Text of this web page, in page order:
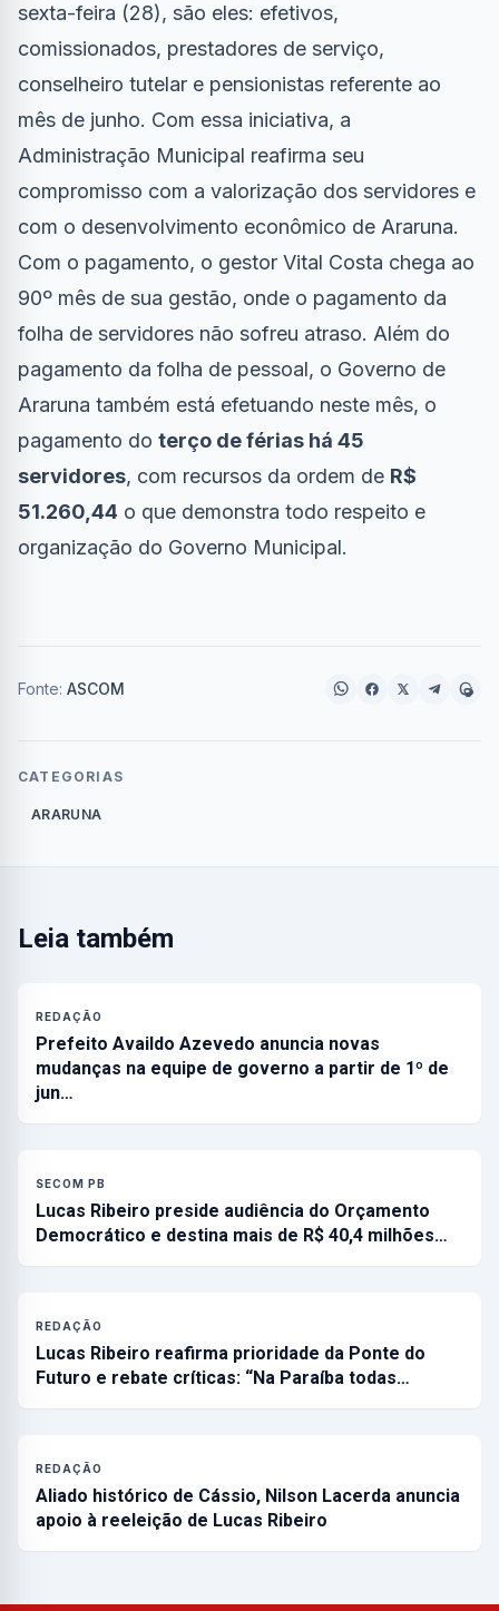
sexta-feira (28), são eles: efetivos,
comissionados, prestadores de serviço,
conselheiro tutelar e pensionistas referente ao
mês de junho. Com essa iniciativa, a
Administração Municipal reafirma seu
compromisso com a valorização dos servidores e
com o desenvolvimento econômico de Araruna.
Com o pagamento, o gestor Vital Costa chega ao
90º mês de sua gestão, onde o pagamento da
folha de servidores não sofreu atraso. Além do
pagamento da folha de pessoal, o Governo de
Araruna também está efetuando neste mês, o
pagamento do terço de férias há 45
servidores, com recursos da ordem de R$
51.260,44 o que demonstra todo respeito e
organização do Governo Municipal.
Fonte: ASCOM
CATEGORIAS
ARARUNA
Leia também
REDAÇÃO
Prefeito Availdo Azevedo anuncia novas
mudanças na equipe de governo a partir de 1º de
jun…
SECOM PB
Lucas Ribeiro preside audiência do Orçamento
Democrático e destina mais de R$ 40,4 milhões…
REDAÇÃO
Lucas Ribeiro reafirma prioridade da Ponte do
Futuro e rebate críticas: “Na Paraíba todas…
REDAÇÃO
Aliado histórico de Cássio, Nilson Lacerda anuncia
apoio à reeleição de Lucas Ribeiro